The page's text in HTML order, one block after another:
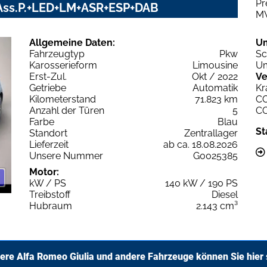
Allgemeine Daten:
Fahrzeugtyp
Pkw
Karosserieform
Limousine
Erst-Zul.
Okt / 2022
Getriebe
Automatik
Kilometerstand
71.823 km
Anzahl der Türen
5
Farbe
Blau
Standort
Zentrallager
Lieferzeit
ab ca. 18.08.2026
Unsere Nummer
G0025385
Motor:
kW / PS
140 kW / 190 PS
Treibstoff
Diesel
Hubraum
2.143 cm³
Alfa Romeo Giulia und andere Fahrzeuge können Sie hier